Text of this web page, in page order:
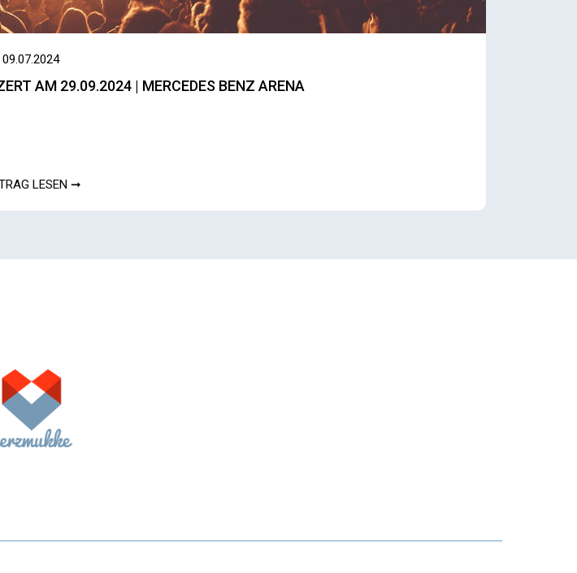
09.07.2024
AM 29.09.2024 | MERCEDES BENZ ARENA
LESEN ➞